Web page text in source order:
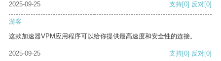
2025-09-25
支持[0] 反对[0]
游客
这款加速器VPM应用程序可以给你提供最高速度和安全性的连接。
2025-09-25 支持[0] 反对[0]